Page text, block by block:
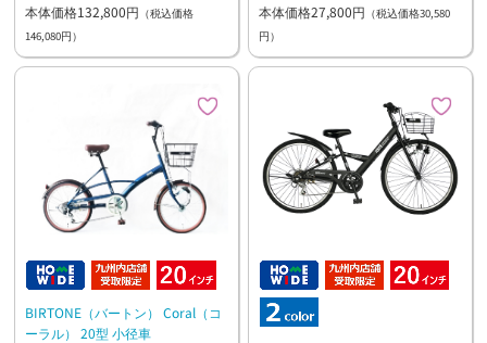
本体価格132,800円 （税込価格
146,080円）
本体価格27,800円 （税込価格30,580
円）
BIRTONE（バートン） Coral（コ
ーラル） 20型 小径車